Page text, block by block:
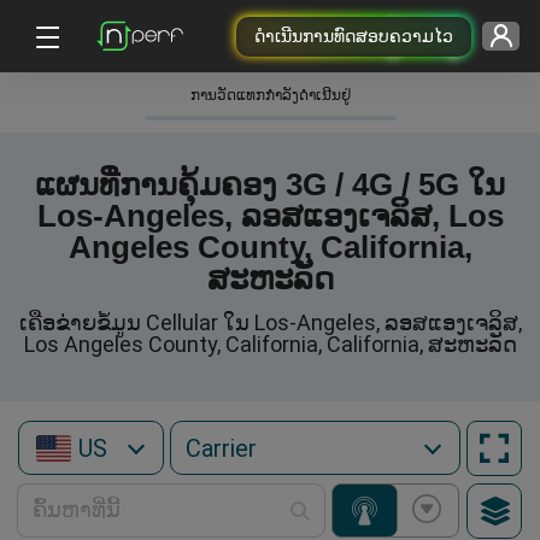
ດຳເນີນການທົດສອບຄວາມໄວ
ການວັດແທກກໍາລັງດໍາເນີນຢູ່
ແຜນທີ່ການຄຸ້ມຄອງ 3G / 4G / 5G ໃນ
Los-Angeles, ລອສແອງເຈລິສ, Los
Angeles County, California,
ສະຫະລັດ
ເຄືອຂ່າຍຂໍ້ມູນ Cellular ໃນ Los-Angeles, ລອສແອງເຈລິສ,
Los Angeles County, California, California, ສະຫະລັດ
US